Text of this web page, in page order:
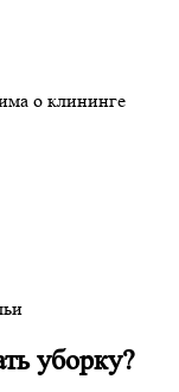
о клининге
уборку?